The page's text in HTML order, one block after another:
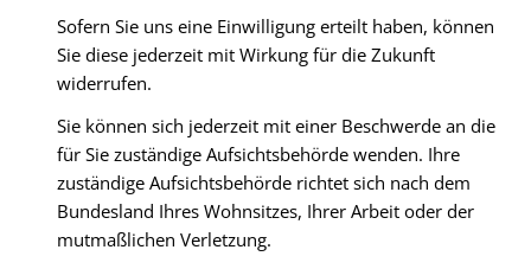
Sofern Sie uns eine Einwilligung erteilt haben, können
Sie diese jederzeit mit Wirkung für die Zukunft
widerrufen.
Sie können sich jederzeit mit einer Beschwerde an die
für Sie zuständige Aufsichtsbehörde wenden. Ihre
zuständige Aufsichtsbehörde richtet sich nach dem
Bundesland Ihres Wohnsitzes, Ihrer Arbeit oder der
mutmaßlichen Verletzung.